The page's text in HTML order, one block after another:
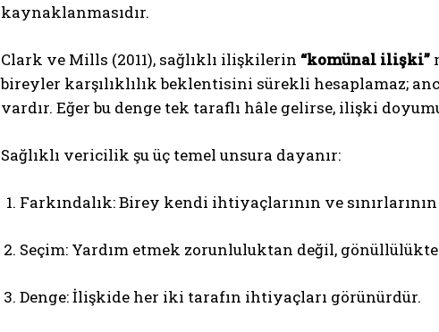
kaynaklanmasıdır.
Clark ve Mills (2011), sağlıklı ilişkilerin “komünal ilişki”
bireyler karşılıklılık beklentisini sürekli hesaplamaz;
vardır. Eğer bu denge tek taraflı hâle gelirse, ilişki
Sağlıklı vericilik şu üç temel unsura dayanır:
Farkındalık: Birey kendi ihtiyaçlarının ve
Seçim: Yardım etmek zorunluluktan değil,
Denge: İlişkide her iki tarafın ihtiyaçları görünürdür.